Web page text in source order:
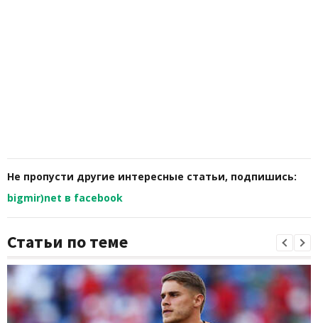
Не пропусти другие интересные статьи, подпишись:
bigmir)net в facebook
Статьи по теме